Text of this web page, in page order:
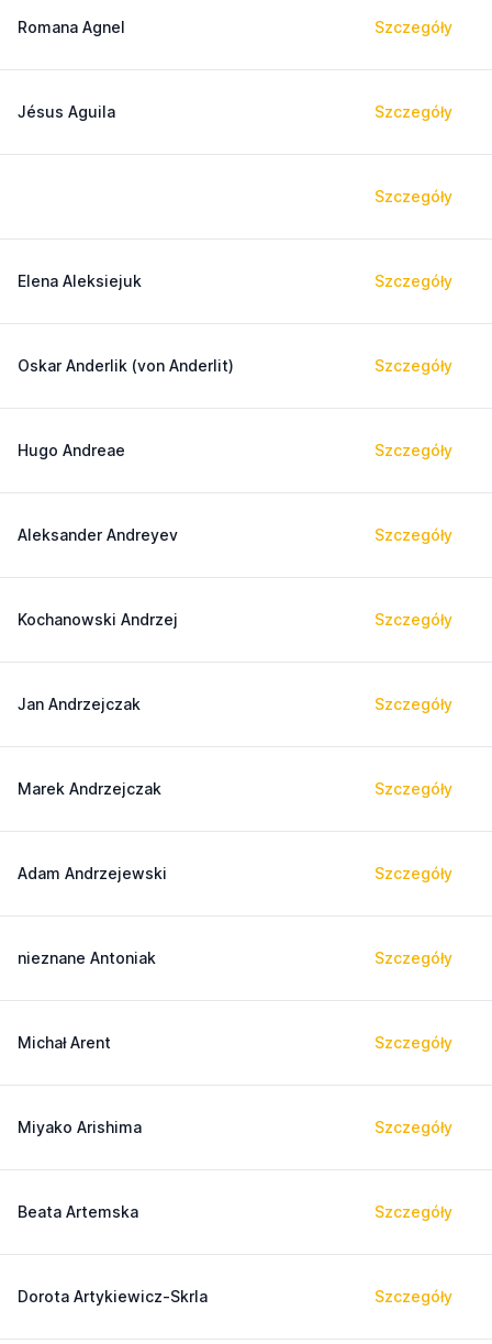
Romana Agnel Szczegóły
Jésus Aguila Szczegóły
Szczegóły
Elena Aleksiejuk Szczegóły
Oskar Anderlik (von Anderlit) Szczegóły
Hugo Andreae Szczegóły
Aleksander Andreyev Szczegóły
Kochanowski Andrzej Szczegóły
Jan Andrzejczak Szczegóły
Marek Andrzejczak Szczegóły
Adam Andrzejewski Szczegóły
nieznane Antoniak Szczegóły
Michał Arent Szczegóły
Miyako Arishima Szczegóły
Beata Artemska Szczegóły
Dorota Artykiewicz-Skrla Szczegóły